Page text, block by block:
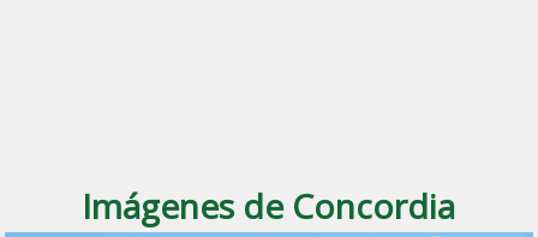
Imágenes de Concordia